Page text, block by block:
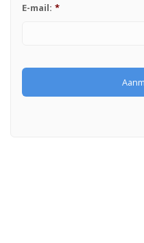
E-mail: *